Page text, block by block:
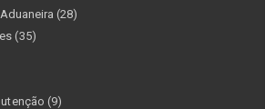
(28)
(35)
(9)